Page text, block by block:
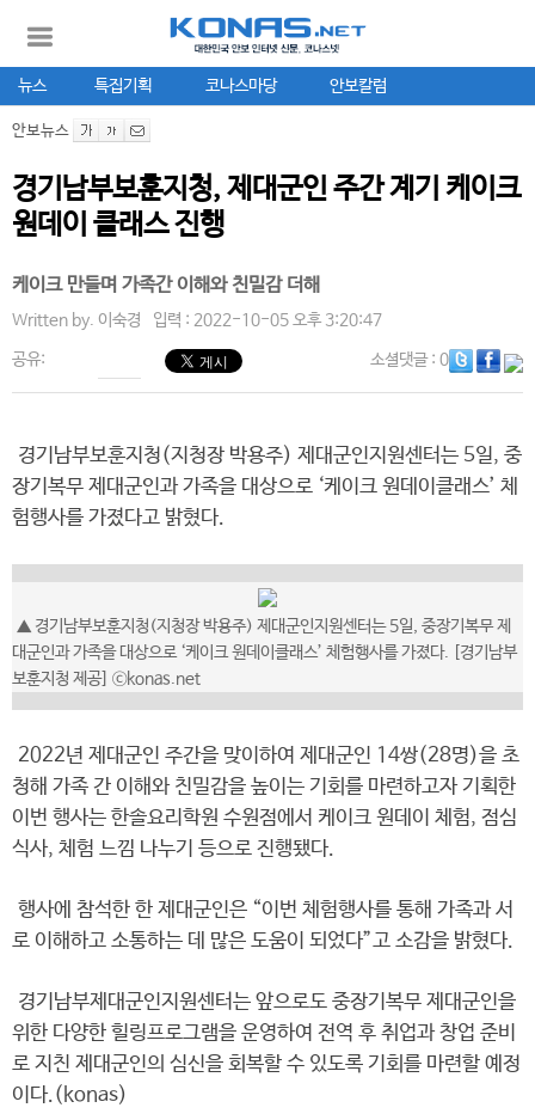
뉴스 특집기획 코나스마당 안보칼럼
안보뉴스
경기남부보훈지청, 제대군인 주간 계기 케이크
원데이 클래스 진행
케이크 만들며 가족간 이해와 친밀감 더해
Written by. 이숙경 입력 : 2022-10-05 오후 3:20:47
공유: 소셜댓글: 0
경기남부보훈지청(지청장 박용주) 제대군인지원센터는 5일, 중
장기복무 제대군인과 가족을 대상으로 ‘케이크 원데이클래스’ 체
험행사를 가졌다고 밝혔다.
▲ 경기남부보훈지청(지청장 박용주) 제대군인지원센터는 5일, 중장기복무 제
대군인과 가족을 대상으로 ‘케이크 원데이클래스’ 체험행사를 가졌다. [경기남부
보훈지청 제공] ⓒkonas.net
2022년 제대군인 주간을 맞이하여 제대군인 14쌍(28명)을 초
청해 가족 간 이해와 친밀감을 높이는 기회를 마련하고자 기획한
이번 행사는 한솔요리학원 수원점에서 케이크 원데이 체험, 점심
식사, 체험 느낌 나누기 등으로 진행됐다.
행사에 참석한 한 제대군인은 “이번 체험행사를 통해 가족과 서
로 이해하고 소통하는 데 많은 도움이 되었다”고 소감을 밝혔다.
경기남부제대군인지원센터는 앞으로도 중장기복무 제대군인을
위한 다양한 힐링프로그램을 운영하여 전역 후 취업과 창업 준비
로 지친 제대군인의 심신을 회복할 수 있도록 기회를 마련할 예정
이다.(konas)